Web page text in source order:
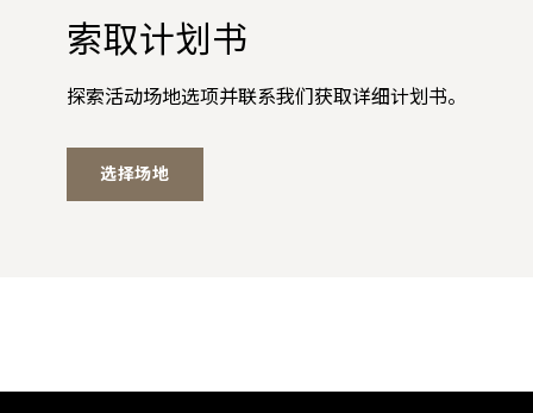
索取计划书
探索活动场地选项并联系我们获取详细计划书。
选择场地